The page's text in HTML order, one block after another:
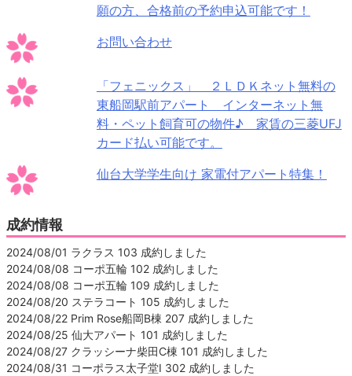
願の方、合格前の予約申込可能です！
お問い合わせ
「フェニックス」 ２ＬＤＫネット無料の
東船岡駅前アパート インターネット無
料・ペット飼育可の物件♪ 家賃の三菱UFJ
カード払い可能です。
仙台大学学生向け 家電付アパート特集！
成約情報
2024/08/01 ラクラス 103 成約しました
2024/08/08 コーポ五輪 102 成約しました
2024/08/08 コーポ五輪 109 成約しました
2024/08/20 ステラコート 105 成約しました
2024/08/22 Prim Rose船岡B棟 207 成約しました
2024/08/25 仙大アパート 101 成約しました
2024/08/27 クラッシーナ柴田C棟 101 成約しました
2024/08/31 コーポラス太子堂Ⅰ 302 成約しました